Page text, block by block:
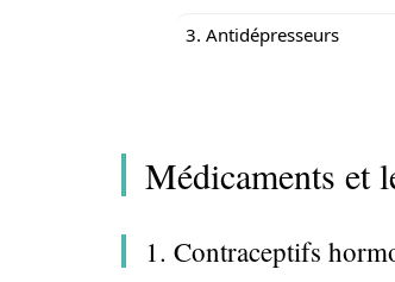
3. Antidépresseurs
Médicaments et
1. Contraceptifs